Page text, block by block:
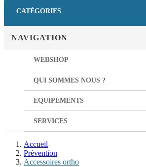
CATÉGORIES
NAVIGATION
WEBSHOP
QUI SOMMES NOUS ?
EQUIPEMENTS
SERVICES
Accueil
Prévention
Accessoires ortho